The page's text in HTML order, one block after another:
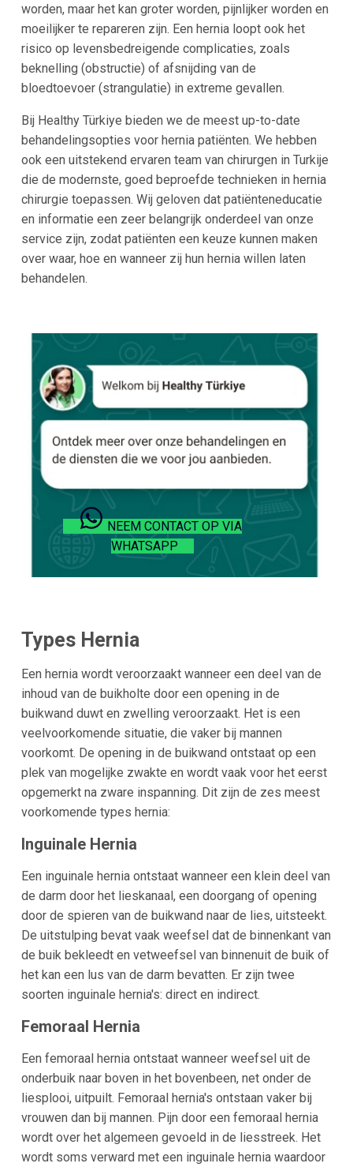
worden, maar het kan groter worden, pijnlijker worden en
moeilijker te repareren zijn. Een hernia loopt ook het
risico op levensbedreigende complicaties, zoals
beknelling (obstructie) of afsnijding van de
bloedtoevoer (strangulatie) in extreme gevallen.
Bij Healthy Türkiye bieden we de meest up-to-date
behandelingsopties voor hernia patiënten. We hebben
ook een uitstekend ervaren team van chirurgen in Turkije
die de modernste, goed beproefde technieken in hernia
chirurgie toepassen. Wij geloven dat patiënteneducatie
en informatie een zeer belangrijk onderdeel van onze
service zijn, zodat patiënten een keuze kunnen maken
over waar, hoe en wanneer zij hun hernia willen laten
behandelen.
NEEM CONTACT OP VIA
WHATSAPP
Types Hernia
Een hernia wordt veroorzaakt wanneer een deel van de
inhoud van de buikholte door een opening in de
buikwand duwt en zwelling veroorzaakt. Het is een
veelvoorkomende situatie, die vaker bij mannen
voorkomt. De opening in de buikwand ontstaat op een
plek van mogelijke zwakte en wordt vaak voor het eerst
opgemerkt na zware inspanning. Dit zijn de zes meest
voorkomende types hernia:
Inguinale Hernia
Een inguinale hernia ontstaat wanneer een klein deel van
de darm door het lieskanaal, een doorgang of opening
door de spieren van de buikwand naar de lies, uitsteekt.
De uitstulping bevat vaak weefsel dat de binnenkant van
de buik bekleedt en vetweefsel van binnenuit de buik of
het kan een lus van de darm bevatten. Er zijn twee
soorten inguinale hernia's: direct en indirect.
Femoraal Hernia
Een femoraal hernia ontstaat wanneer weefsel uit de
onderbuik naar boven in het bovenbeen, net onder de
liesplooi, uitpuilt. Femoraal hernia's ontstaan vaker bij
vrouwen dan bij mannen. Pijn door een femoraal hernia
wordt over het algemeen gevoeld in de liesstreek. Het
wordt soms verward met een inguinale hernia waardoor